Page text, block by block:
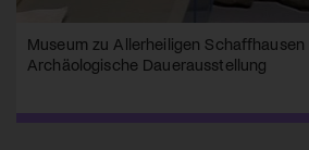
Museum zu Allerheiligen Schaffhausen
Archäologische Dauerausstellung